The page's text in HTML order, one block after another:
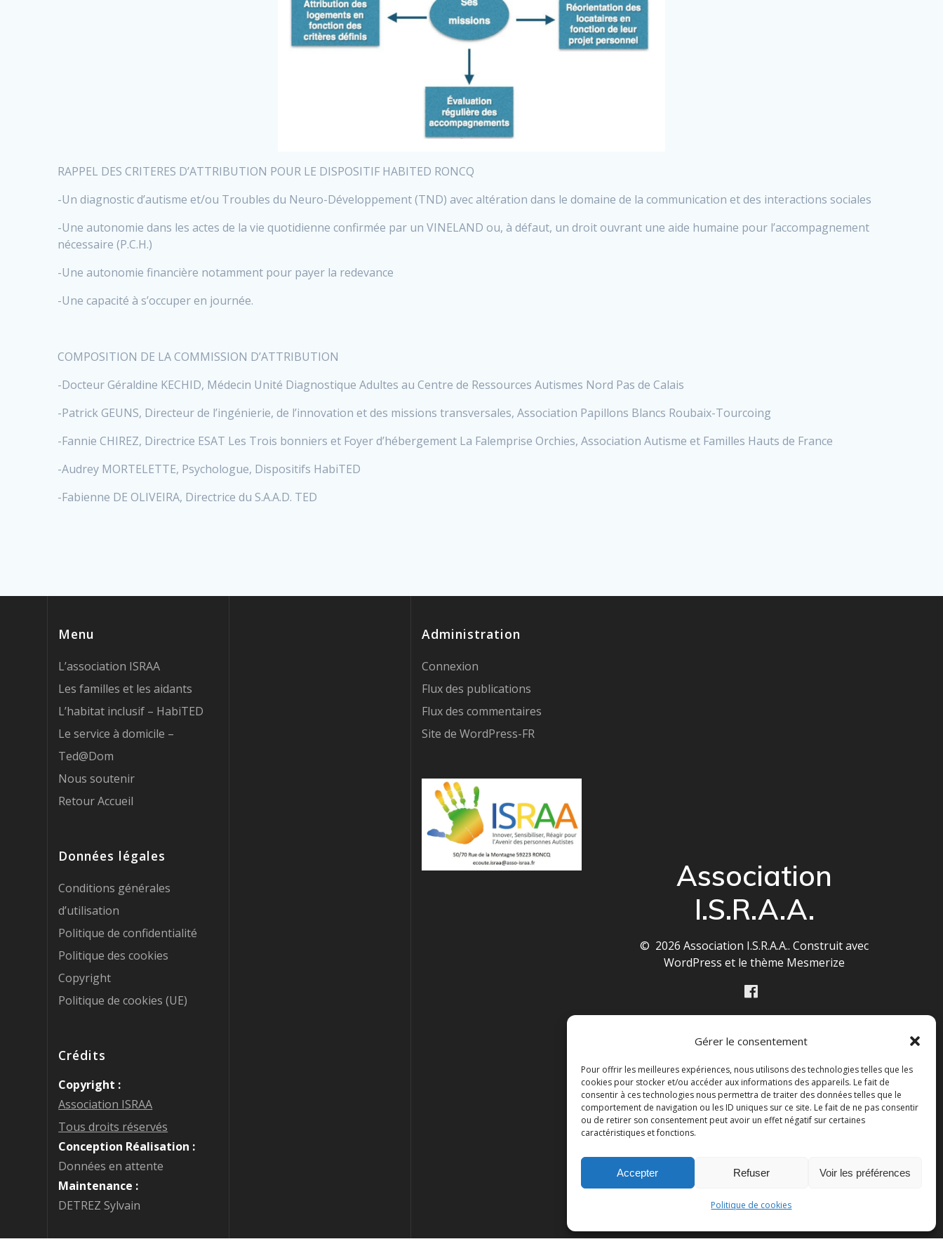
Gérer le consentement
Pour offrir les meilleures expériences, nous utilisons des technologies telles que les
cookies pour stocker et/ou accéder aux informations des appareils. Le fait de
consentir à ces technologies nous permettra de traiter des données telles que le
comportement de navigation ou les ID uniques sur ce site. Le fait de ne pas consentir
ou de retirer son consentement peut avoir un effet négatif sur certaines
caractéristiques et fonctions.
Accepter Refuser Voir les préférences
Politique de cookies
RAPPEL DES CRITERES D’ATTRIBUTION POUR LE DISPOSITIF HABITED RONCQ
-Un diagnostic d’autisme et/ou Troubles du Neuro-Développement (TND) avec altération dans le domaine de la communication et des interactions sociales
-Une autonomie dans les actes de la vie quotidienne confirmée par un VINELAND ou, à défaut, un droit ouvrant une aide humaine pour l’accompagnement
nécessaire (P.C.H.)
-Une autonomie financière notamment pour payer la redevance
-Une capacité à s’occuper en journée.
COMPOSITION DE LA COMMISSION D’ATTRIBUTION
-Docteur Géraldine KECHID, Médecin Unité Diagnostique Adultes au Centre de Ressources Autismes Nord Pas de Calais
-Patrick GEUNS, Directeur de l’ingénierie, de l’innovation et des missions transversales, Association Papillons Blancs Roubaix-Tourcoing
-Fannie CHIREZ, Directrice ESAT Les Trois bonniers et Foyer d’hébergement La Falemprise Orchies, Association Autisme et Familles Hauts de France
-Audrey MORTELETTE, Psychologue, Dispositifs HabiTED
-Fabienne DE OLIVEIRA, Directrice du S.A.A.D. TED
Menu
L’association ISRAA
Les familles et les aidants
L’habitat inclusif – HabiTED
Le service à domicile –
Ted@Dom
Nous soutenir
Retour Accueil
Données légales
Conditions générales
d’utilisation
Politique de confidentialité
Politique des cookies
Copyright
Politique de cookies (UE)
Crédits
Copyright :
Association ISRAA
Tous droits réservés
Conception Réalisation :
Données en attente
Maintenance :
DETREZ Sylvain
Administration
Connexion
Flux des publications
Flux des commentaires
Site de WordPress-FR
Association
I.S.R.A.A.
© 2026 Association I.S.R.A.A.. Construit avec
WordPress et lethème Mesmerize